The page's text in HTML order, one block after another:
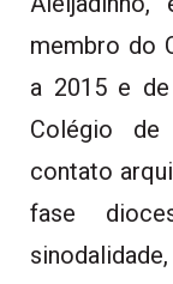
membro do
a 2015 e
Colégio de
contato
fase